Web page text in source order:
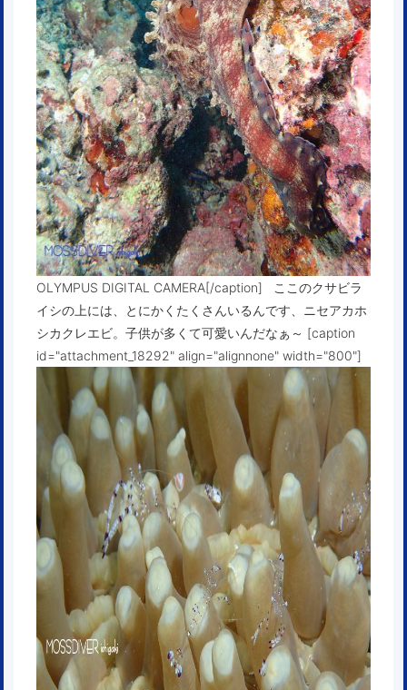
OLYMPUS DIGITAL CAMERA[/caption] ここのクサビラ
イシの上には、とにかくたくさんいるんです、ニセアカホ
シカクレエビ。子供が多くて可愛いんだなぁ～ [caption
id="attachment_18292" align="alignnone" width="800"]